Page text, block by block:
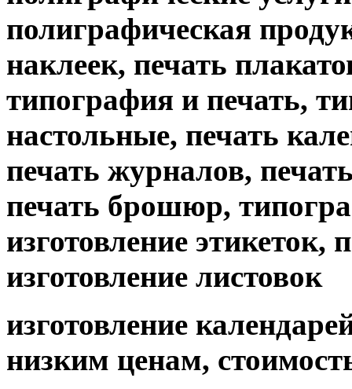
полиграфическая
наклеек, печать
типография и печать,
настольные, печать
печать журналов,
печать брошюр,
изготовление этикеток,
изготовление листовок
изготовление
низким ценам,